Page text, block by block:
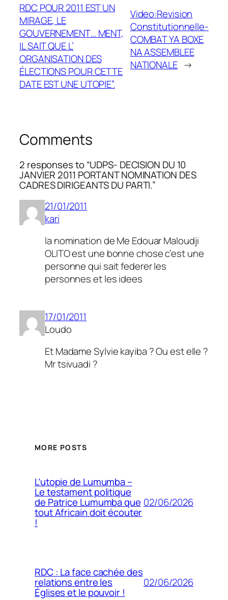
RDC POUR 2011 EST UN
MIRAGE, LE
GOUVERNEMENT… MENT,
IL SAIT QUE L’
ORGANISATION DES
ÉLECTIONS POUR CETTE
DATE EST UNE UTOPIE”.
Video:Revision
Constitutionnelle-
COMBAT YA BOXE
NA ASSEMBLEE
NATIONALE →
Comments
2 responses to “UDPS- DECISION DU 10
JANVIER 2011 PORTANT NOMINATION DES
CADRES DIRIGEANTS DU PARTI.”
21/01/2011
kari
la nomination de Me Edouar Maloudji
OLITO est une bonne chose c’est une
personne qui sait federer les
personnes et les idees
17/01/2011
Loudo
Et Madame Sylvie kayiba ? Ou est elle ?
Mr tsivuadi ?
MORE POSTS
L’utopie de Lumumba –
Le testament politique
de Patrice Lumumba que
tout Africain doit écouter
!
02/06/2026
RDC : La face cachée des
relations entre les
Églises et le pouvoir !
02/06/2026